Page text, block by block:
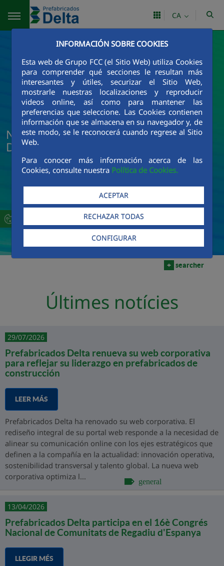
Salta al contingut principal
INFORMACIÓN SOBRE COOKIES
Esta web de Grupo FCC (el Sitio Web) utiliza Cookies
para comprender qué secciones le resultan más
interesantes y útiles, securizar el Sitio Web,
mostrarle nuestras localizaciones y reproducir
videos online, así como para mantener las
preferencias que seleccione. Las Cookies contienen
información que se almacena en su navegador y, de
este modo, se le reconocerá cuando regrese al Sitio
Web.
Para conocer más información acerca de las
Cookies, consulte nuestra Política de Cookies.
ACEPTAR
RECHAZAR TODAS
CONFIGURAR
CA
Noticias y actualidad de Prefabricados
Delta
+ searcher
Últimes notícies
29/07/2026
Prefabricados Delta renueva su web corporativa
para reflejar su liderazgo en prefabricados de
construcción
LEER MÁS
Prefabricados Delta ha renovado su web corporativa. El
rediseño integral de su portal web responde a la necesidad de
alinear su comunicación online con los ejes estratégicos que
definen a la compañía en la actualidad: innovación operativa,
sostenibilidad transversal y talento global. La nueva web
corporativa optimiza l...
general
13/04/2026
Prefabricados Delta participa en el 16è Congrés
Nacional de Comunitats de Regadiu d'Espanya
LLEGIR MÉS